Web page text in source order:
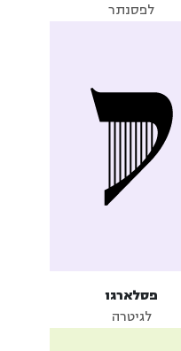
לפסנתר
פסלארגו
לגיטרה